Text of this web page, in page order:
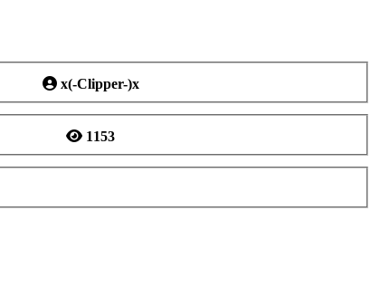
x(-Clipper-)x
1153